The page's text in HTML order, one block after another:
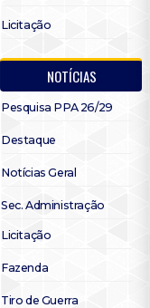
Licitação
NOTÍCIAS
Pesquisa PPA 26/29
Destaque
Notícias Geral
Sec. Administração
Licitação
Fazenda
Tiro de Guerra